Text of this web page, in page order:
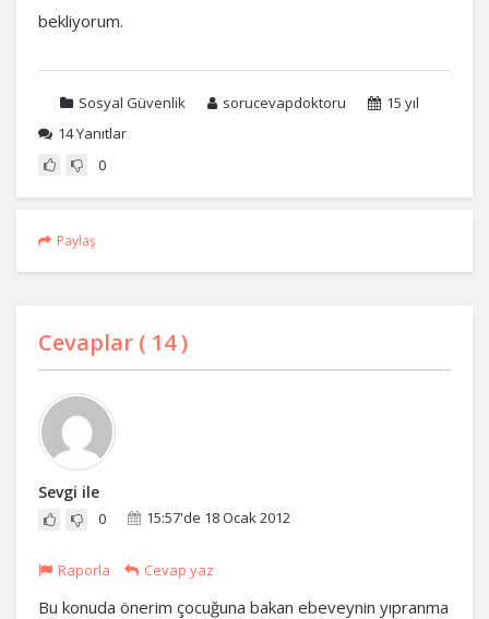
bekliyorum.
Sosyal Güvenlik sorucevapdoktoru
15 yıl
14Yanıtlar
0
Paylaş
Cevaplar ( 14)
Sevgi ile
0 15:57'de 18 Ocak 2012
Raporla Cevap yaz
Bu konuda önerim çocuğuna bakan ebeveynin yıpranma